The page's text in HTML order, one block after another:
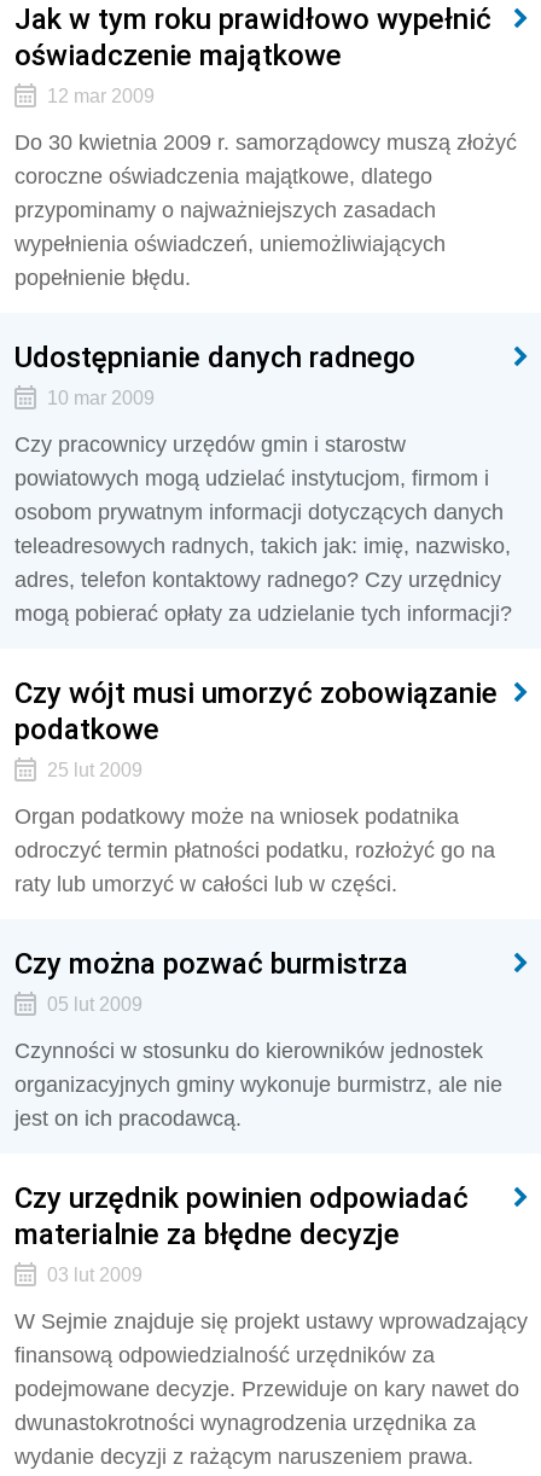
Jak w tym roku prawidłowo wypełnić
oświadczenie majątkowe
12 mar 2009
Do 30 kwietnia 2009 r. samorządowcy muszą złożyć
coroczne oświadczenia majątkowe, dlatego
przypominamy o najważniejszych zasadach
wypełnienia oświadczeń, uniemożliwiających
popełnienie błędu.
Udostępnianie danych radnego
10 mar 2009
Czy pracownicy urzędów gmin i starostw
powiatowych mogą udzielać instytucjom, firmom i
osobom prywatnym informacji dotyczących danych
teleadresowych radnych, takich jak: imię, nazwisko,
adres, telefon kontaktowy radnego? Czy urzędnicy
mogą pobierać opłaty za udzielanie tych informacji?
Czy wójt musi umorzyć zobowiązanie
podatkowe
25 lut 2009
Organ podatkowy może na wniosek podatnika
odroczyć termin płatności podatku, rozłożyć go na
raty lub umorzyć w całości lub w części.
Czy można pozwać burmistrza
05 lut 2009
Czynności w stosunku do kierowników jednostek
organizacyjnych gminy wykonuje burmistrz, ale nie
jest on ich pracodawcą.
Czy urzędnik powinien odpowiadać
materialnie za błędne decyzje
03 lut 2009
W Sejmie znajduje się projekt ustawy wprowadzający
finansową odpowiedzialność urzędników za
podejmowane decyzje. Przewiduje on kary nawet do
dwunastokrotności wynagrodzenia urzędnika za
wydanie decyzji z rażącym naruszeniem prawa.